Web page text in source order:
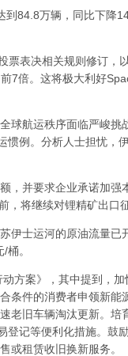
84.8万辆，同比下降
表决相关规则修订，
7倍。这将极大利好
航运秩序面临严峻挑
惯例。分析人士担忧，
并要求企业承诺加强
将继续对锂精矿出口
士运河的原油流量已
。
案》，其中提到，加
条件的消费者申领新能
老旧车辆淘汰更新。培
登记等便利化措施。鼓
或租赁收旧换新服务。